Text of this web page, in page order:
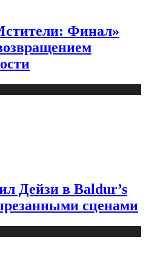
Финал»
Дейзи в Baldur’s
сценами